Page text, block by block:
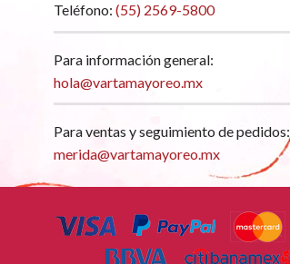
Teléfono: (55) 2569-5800
Para información general:
hola@vartamayoreo.mx
Para ventas y seguimiento de pedidos:
merida@vartamayoreo.mx